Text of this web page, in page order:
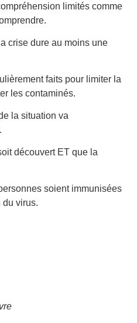
limités comme
crise dure au moins une
faits pour limiter la
les contaminés.
la situation va
découvert ET que la
soient immunisées
du virus.